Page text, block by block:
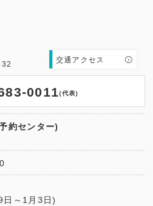
32
交通アクセス
0011(代表)
約センター)
日～1月3日)